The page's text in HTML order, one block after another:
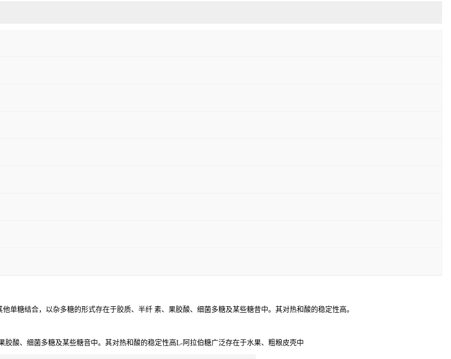
糖结合，以杂多糖的形式存在于胶质、半纤 素、果胶酸、细菌多糖及某些糖昔中。其对热和酸的稳定性高。
酸、细菌多糖及某些糖音中。其对热和酸的稳定性高L-阿拉伯糖广泛存在于水果、粗粮皮壳中